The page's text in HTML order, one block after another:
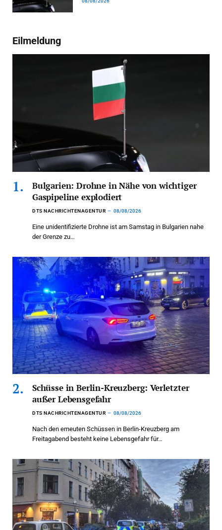
Eilmeldung
Bulgarien: Drohne in Nähe von wichtiger
Gaspipeline explodiert
DTS NACHRICHTENAGENTUR 08/08/2026
Eine unidentifizierte Drohne ist am Samstag in Bulgarien nahe
der Grenze zu…
Schüsse in Berlin-Kreuzberg: Verletzter
außer Lebensgefahr
DTS NACHRICHTENAGENTUR 08/08/2026
Nach den erneuten Schüssen in Berlin-Kreuzberg am
Freitagabend besteht keine Lebensgefahr für…